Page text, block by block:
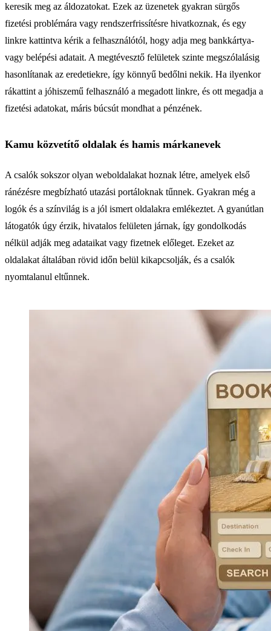
keresik meg az áldozatokat. Ezek az üzenetek gyakran sürgős
fizetési problémára vagy rendszerfrissítésre hivatkoznak, és egy
linkre kattintva kérik a felhasználótól, hogy adja meg bankkártya-
vagy belépési adatait. A megtévesztő felületek szinte megszólalásig
hasonlítanak az eredetiekre, így könnyű bedőlni nekik. Ha ilyenkor
rákattint a jóhiszemű felhasználó a megadott linkre, és ott megadja a
fizetési adatokat, máris búcsút mondhat a pénzének.
Kamu közvetítő oldalak és hamis márkanevek
A csalók sokszor olyan weboldalakat hoznak létre, amelyek első
ránézésre megbízható utazási portáloknak tűnnek. Gyakran még a
logók és a színvilág is a jól ismert oldalakra emlékeztet. A gyanútlan
látogatók úgy érzik, hivatalos felületen járnak, így gondolkodás
nélkül adják meg adataikat vagy fizetnek előleget. Ezeket az
oldalakat általában rövid időn belül kikapcsolják, és a csalók
nyomtalanul eltűnnek.